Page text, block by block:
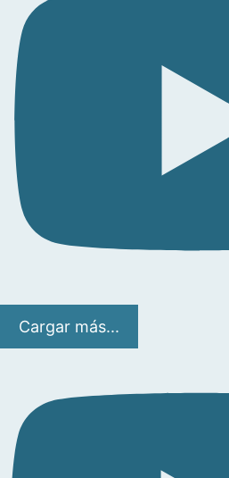
Cargar más...